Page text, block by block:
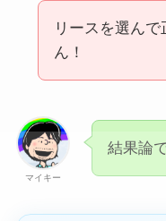
リースを選ん
ん！
マイキー
結果論